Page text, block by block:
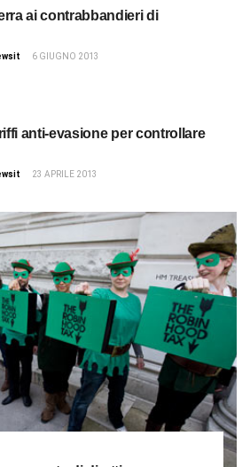
ai contrabbandieri di
6 GIUGNO 2013
anti-evasione per controllare
23 APRILE 2013